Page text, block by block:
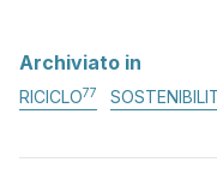
Archiviato in
RICICLO77